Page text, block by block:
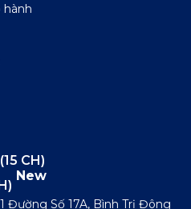
hành
CH)
New
Đường Số 17A, Bình Trị Đông